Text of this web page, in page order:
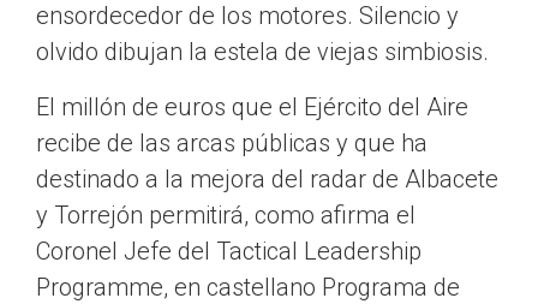
ensordecedor de los motores. Silencio y
olvido dibujan la estela de viejas simbiosis.
El millón de euros que el Ejército del Aire
recibe de las arcas públicas y que ha
destinado a la mejora del radar de Albacete
y Torrejón permitirá, como afirma el
Coronel Jefe del Tactical Leadership
Programme, en castellano Programa de